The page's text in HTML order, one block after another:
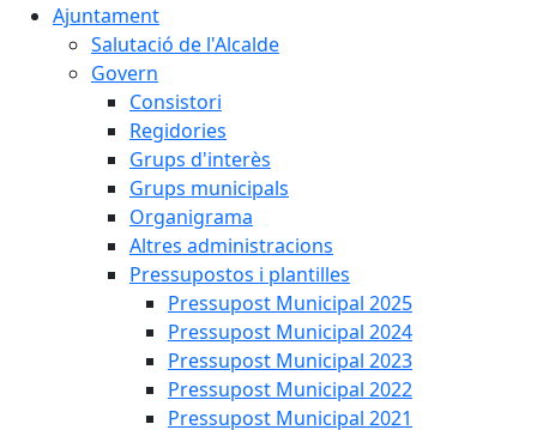
Ajuntament
Salutació de l'Alcalde
Govern
Consistori
Regidories
Grups d'interès
Grups municipals
Organigrama
Altres administracions
Pressupostos i plantilles
Pressupost Municipal 2025
Pressupost Municipal 2024
Pressupost Municipal 2023
Pressupost Municipal 2022
Pressupost Municipal 2021